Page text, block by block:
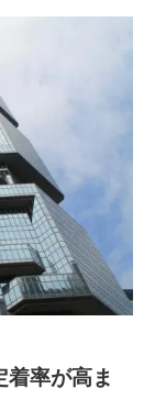
率が高ま